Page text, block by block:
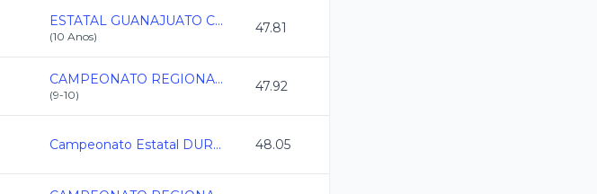
ESTATAL GUANAJUATO CURSO LARGO
(10 Anos)
47.81
CAMPEONATO REGIONAL CL 2026 QRO
(9-10)
47.92
Campeonato Estatal DURANGO CL 2026 48.05